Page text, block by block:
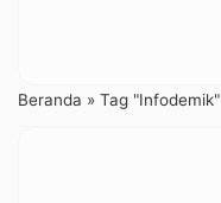
Beranda » Tag "Infodemik"